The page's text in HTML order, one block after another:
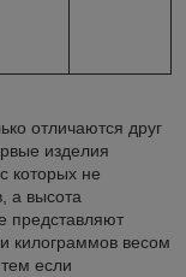
отличаются друг
изделия
которых не
а высота
представляют
килограммов весом
если